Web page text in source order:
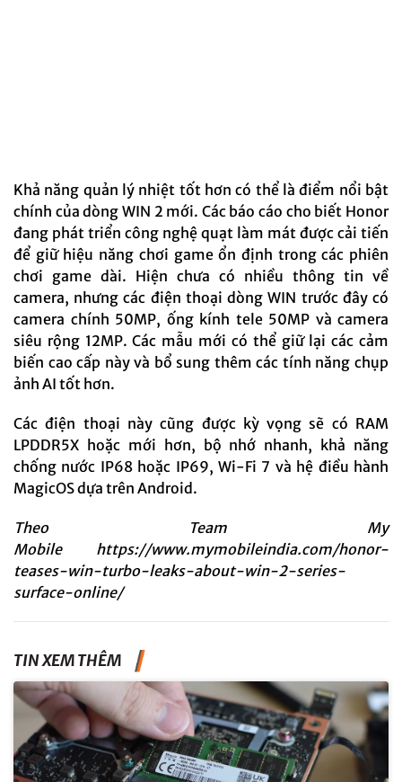
Khả năng quản lý nhiệt tốt hơn có thể là điểm nổi bật
chính của dòng WIN 2 mới. Các báo cáo cho biết Honor
đang phát triển công nghệ quạt làm mát được cải tiến
để giữ hiệu năng chơi game ổn định trong các phiên
chơi game dài. Hiện chưa có nhiều thông tin về
camera, nhưng các điện thoại dòng WIN trước đây có
camera chính 50MP, ống kính tele 50MP và camera
siêu rộng 12MP. Các mẫu mới có thể giữ lại các cảm
biến cao cấp này và bổ sung thêm các tính năng chụp
ảnh AI tốt hơn.
Các điện thoại này cũng được kỳ vọng sẽ có RAM
LPDDR5X hoặc mới hơn, bộ nhớ nhanh, khả năng
chống nước IP68 hoặc IP69, Wi-Fi 7 và hệ điều hành
MagicOS dựa trên Android.
Theo Team My
Mobile https://www.mymobileindia.com/honor-
teases-win-turbo-leaks-about-win-2-series-
surface-online/
TIN XEM THÊM